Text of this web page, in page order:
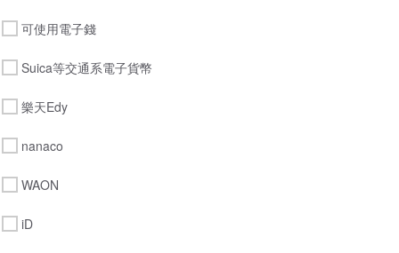
可使用電子錢
Suica等交通系電子貨幣
樂天Edy
nanaco
WAON
iD